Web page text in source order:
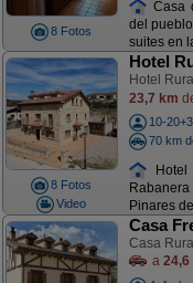
8 Fotos
Casa
del
suites en
8 Fotos
Video
Hotel
Hotel
23,7 km
10-
70 km
Hotel
Pinares
Casa
Casa
a 24,6